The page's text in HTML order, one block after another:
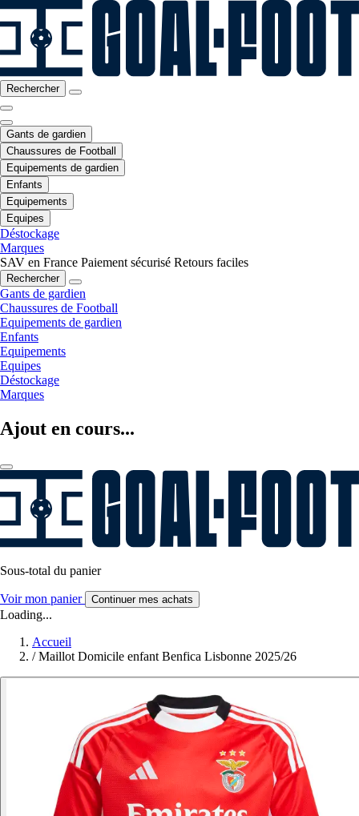
Rechercher
Gants de gardien
Chaussures de Football
Equipements de gardien
Enfants
Equipements
Equipes
Déstockage
Marques
SAV en France Paiement sécurisé Retours faciles
Rechercher
Gants de gardien
Chaussures de Football
Equipements de gardien
Enfants
Equipements
Equipes
Déstockage
Marques
Ajout en cours...
Sous-total du panier
Voir mon panier Continuer mes achats
Loading...
Accueil
/ Maillot Domicile enfant Benfica Lisbonne 2025/26